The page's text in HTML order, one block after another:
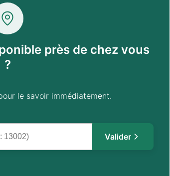
près de chez vous
?
le savoir immédiatement.
Valider